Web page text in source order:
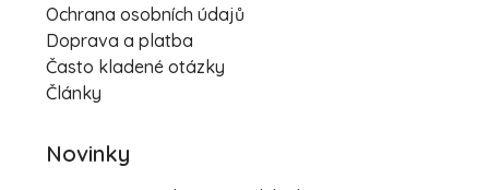
Ochrana osobních údajů
Doprava a platba
Často kladené otázky
Články
Novinky